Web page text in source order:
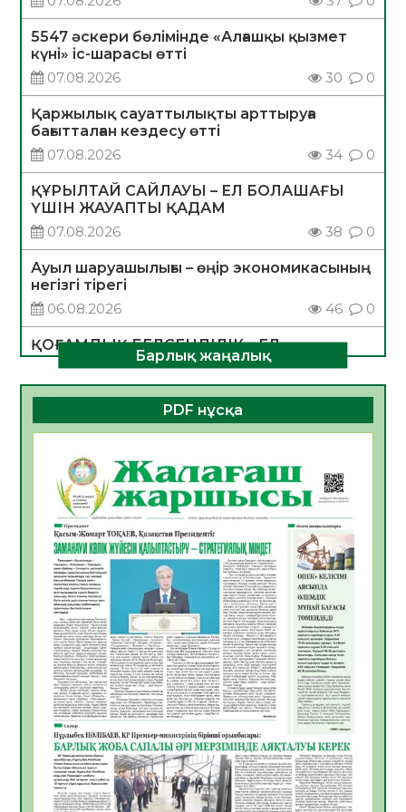
5547 әскери бөлімінде «Алғашқы қызмет
күні» іс-шарасы өтті
07.08.2026
30 0
Қаржылық сауаттылықты арттыруға
бағытталған кездесу өтті
07.08.2026
34 0
ҚҰРЫЛТАЙ САЙЛАУЫ – ЕЛ БОЛАШАҒЫ
ҮШІН ЖАУАПТЫ ҚАДАМ
07.08.2026
38 0
Ауыл шаруашылығы – өңір экономикасының
негізгі тірегі
06.08.2026
46 0
ҚОҒАМДЫҚ БЕЛСЕНДІЛІК – ЕЛ
ДАМУЫНЫҢ НЕГІЗІ
06.08.2026
43 0
ҚҰРЫЛТАЙ САЙЛАУЫ – БОЛАШАҚҚА
06.08.2026
Инфекциялық ауруларға қарсы иммундау
жұмыстарының тиімділігі
06.08.2026
48
Көкжөтел ауруы туралы
06.08.2026
44
АПВ вакцинасы туралы мәлімет
06.08.2026
43
Open Air: Қызылорда облысы полиция
департаменті 20 мыңнан астам
көрерменнің қауіпсіздігін қамтамасыз етті
06.08.2026
57
ҚЫЗЫЛОРДАДА «САНАЛЫ ҰРПАҚ –
ЖАРҚЫН БОЛАШАҚ» АТТЫ КЕҢЕЙТІЛГЕН
Барлық жаңалық
PDF нұсқа